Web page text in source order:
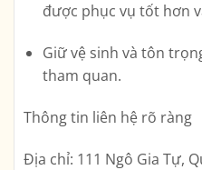
được phục vụ tốt hơn
Giữ vệ sinh và tôn
tham quan.
Thông tin liên hệ rõ ràng
Địa chỉ: 111 Ngô Gia Tự,